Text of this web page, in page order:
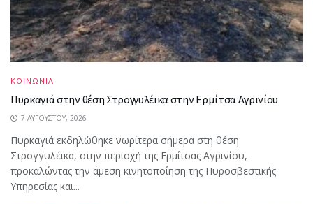
ΚΟΙΝΩΝΙΑ
Πυρκαγιά στην θέση Στρογγυλέικα στην Ερμίτσα Αγρινίου
7 ΑΥΓΟΎΣΤΟΥ, 2026
Πυρκαγιά εκδηλώθηκε νωρίτερα σήμερα στη θέση
Στρογγυλέικα, στην περιοχή της Ερμίτσας Αγρινίου,
προκαλώντας την άμεση κινητοποίηση της Πυροσβεστικής
Υπηρεσίας και...